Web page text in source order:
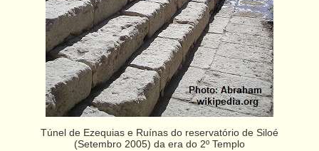
Túnel de Ezequias e Ruínas do reservatório de Siloé
(Setembro 2005) da era do 2º Templo